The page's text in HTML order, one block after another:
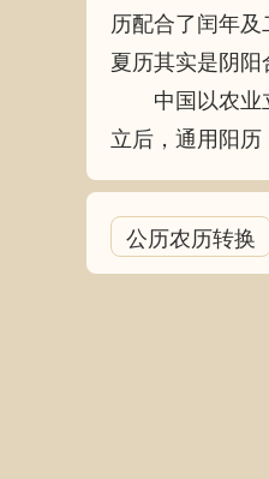
历配合了闰年
夏历其实是阴阳
中国以农业
立后，通用阳历
公历农历转换